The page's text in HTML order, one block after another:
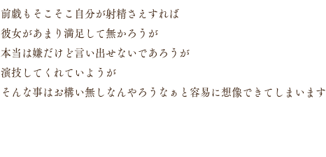
前戯もそこそこ自分が射精さえすれば
彼女があまり満足して無かろうが
本当は嫌だけど言い出せないであろうが
演技してくれていようが
そんな事はお構い無しなんやろうなぁと容易に想像できてしまいます